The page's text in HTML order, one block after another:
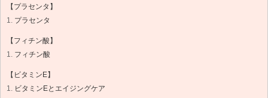
【プラセンタ】
プラセンタ
【フィチン酸】
フィチン酸
【ビタミンE】
ビタミンEとエイジングケア